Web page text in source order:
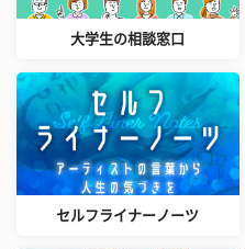
大学生の相談窓口
セルフライナーノーツ